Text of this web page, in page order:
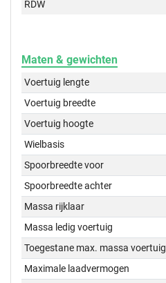
RDW
Maten & gewichten
Voertuig lengte
Voertuig breedte
Voertuig hoogte
Wielbasis
Spoorbreedte voor
Spoorbreedte achter
Massa rijklaar
Massa ledig voertuig
Toegestane max. massa voertuig
Maximale laadvermogen